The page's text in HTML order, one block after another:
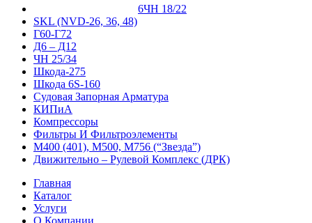
6ЧН 18/22
SKL (NVD-26, 36, 48)
Г60-Г72
Д6 – Д12
ЧН 25/34
Шкода-275
Шкода 6S-160
Судовая Запорная Арматура
КИПиА
Компрессоры
Фильтры И Фильтроэлементы
М400 (401), М500, М756 (“Звезда”)
Движительно – Рулевой Комплекс (ДРК)
Главная
Каталог
Услуги